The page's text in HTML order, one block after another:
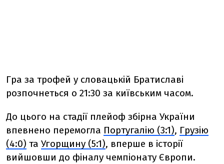
Гра за трофей у словацькій Братиславі
розпочнеться о 21:30 за київським часом.
До цього на стадії плейоф збірна України
впевнено перемогла Португалію (3:1), Грузію
(4:0) та Угорщину (5:1), вперше в історії
вийшовши до фіналу чемпіонату Європи.